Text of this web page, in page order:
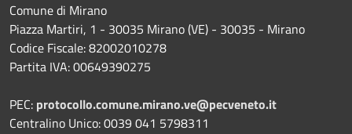
Comune di Mirano
Piazza Martiri, 1 - 30035 Mirano (VE) - 30035 - Mirano
Codice Fiscale: 82002010278
Partita IVA: 00649390275
PEC: protocollo.comune.mirano.ve@pecveneto.it
Centralino Unico: 0039 041 5798311